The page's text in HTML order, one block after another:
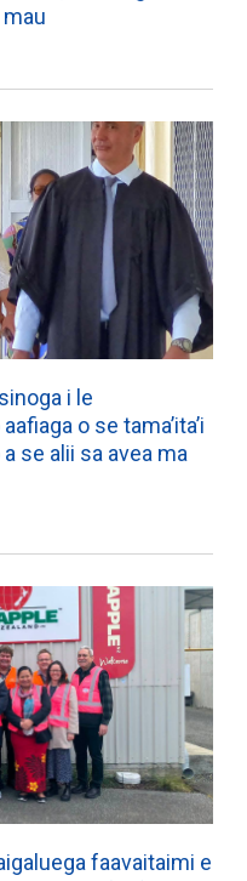
i le
o se tama’ita’i
se alii sa avea ma
faavaitaimi e